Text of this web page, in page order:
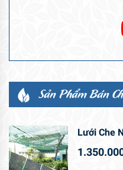
Sản Phẩm Bán
Lưới Che